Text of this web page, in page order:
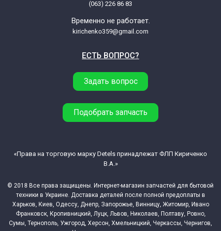
(063) 226 86 83
Временно не работает.
kirichenko359@gmail.com
ЕСТЬ ВОПРОС?
Задать вопрос
Подобрать запчасть
© 2018 Все права защищены. Интернет-магазин запчастей для бытовой
техники в Украине. Доставка деталей после полной предоплаты в
Харьков, Киев, Одессу, Днепр, Запорожье, Винницу, Житомир, Ивано
Франковск, Кропивницкий, Луцк, Львов, Николаев, Полтаву, Ровно,
Сумы, Тернополь, Ужгород, Херсон, Хмельницкий, Черкассы, Чернигов,
«Права на торговую марку Detels принадлежат ФЛП Кириченко
В.А.»